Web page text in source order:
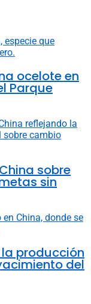
ocelote en
Parque
sobre
sin
producción
del